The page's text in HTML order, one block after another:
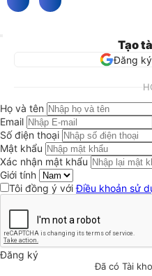
Tạo
Đăng
Họ và tên
Email
Số điện thoại
Mật khẩu
Xác nhận mật khẩu
Giới tính
Tôi đồng ý vớiĐiều khoản sử
Đăng ký
Đã có Tài